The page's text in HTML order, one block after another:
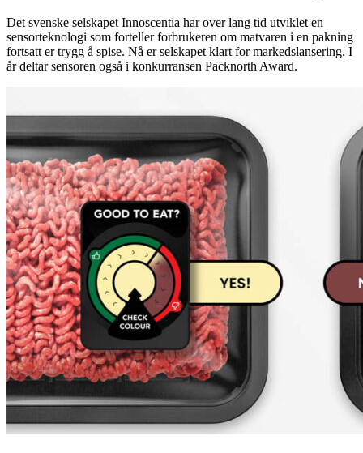
Det svenske selskapet Innoscentia har over lang tid utviklet en
sensorteknologi som forteller forbrukeren om matvaren i en pakning
fortsatt er trygg å spise. Nå er selskapet klart for markedslansering. I
år deltar sensoren også i konkurransen Packnorth Award.